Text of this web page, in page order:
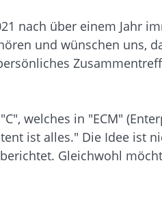
nach über einem Jahr
und wünschen uns,
welches in "ECM"
ist alles." Die Idee ist
Gleichwohl